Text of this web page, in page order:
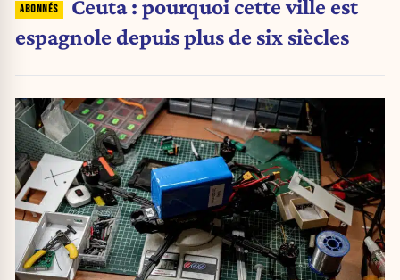
Ceuta : pourquoi cette ville est
espagnole depuis plus de six siècles